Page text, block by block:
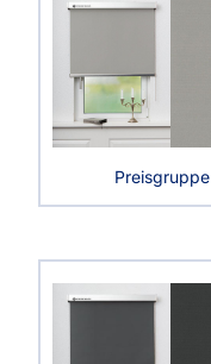
Preisgruppe